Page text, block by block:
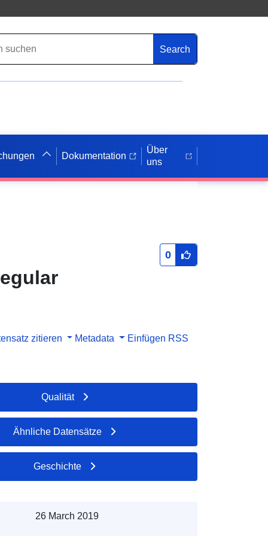
Search
Dokumentation
Über
uns
0
zitieren Metadata Einfügen RSS
Qualität
Ähnliche Datensätze
Geschichte
26 March 2019